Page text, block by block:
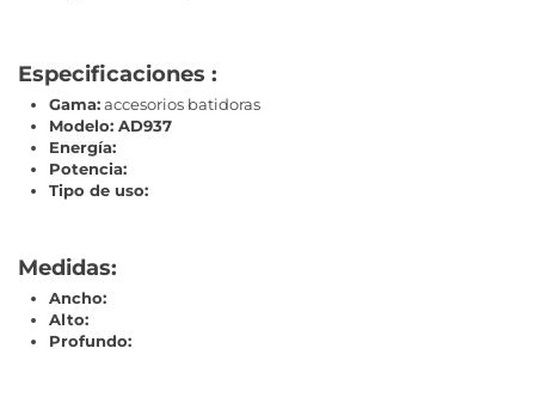
Especificaciones :
Gama:accesorios batidoras
Modelo: AD937
Energía:
Potencia:
Tipo de uso:
Medidas:
Ancho:
Alto:
Profundo: